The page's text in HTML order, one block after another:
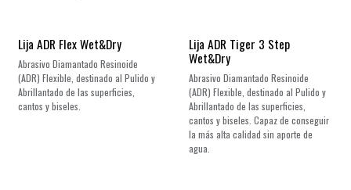
Lija ADR Flex Wet&Dry
Abrasivo Diamantado Resinoide
(ADR) Flexible, destinado al Pulido y
Abrillantado de las superficies,
cantos y biseles.
Lija ADR Tiger 3 Step
Wet&Dry
Abrasivo Diamantado Resinoide
(ADR) Flexible, destinado al Pulido y
Abrillantado de las superficies,
cantos y biseles. Capaz de conseguir
la más alta calidad sin aporte de
agua.